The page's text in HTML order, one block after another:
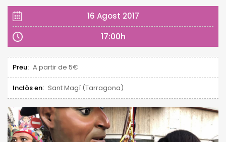
16 Agost 2017
17:00h
Preu: A partir de 5€
Inclòs en: Sant Magí (Tarragona)